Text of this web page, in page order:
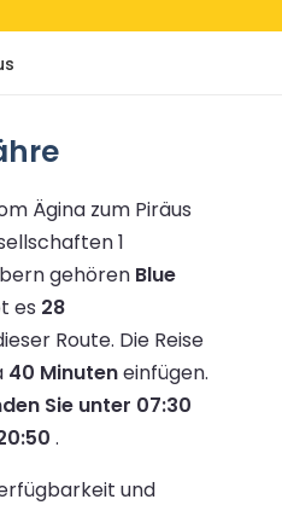
Ägina zum Piräus
1
gehören Blue
es 28
Route. Die Reise
40 Minuteneinfügen.
Sie unter 07:30
.
und